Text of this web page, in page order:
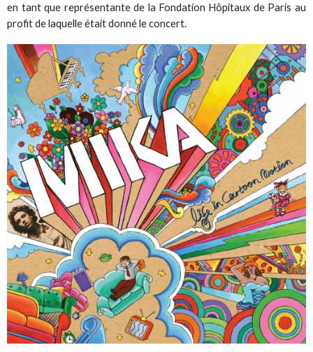
en tant que représentante de la Fondation Hôpitaux de Paris au
profit de laquelle était donné le concert.